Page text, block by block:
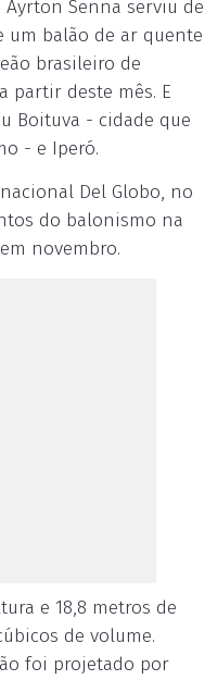
Senna serviu de
um balão de ar quente
brasileiro de
partir deste mês. E
Boituva - cidade que
- e Iperó.
Del Globo, no
do balonismo na
novembro.
e 18,8 metros de
de volume.
foi projetado por